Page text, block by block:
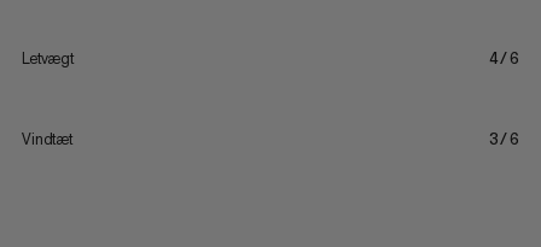
Letvægt 4/6
Vindtæt 3/6